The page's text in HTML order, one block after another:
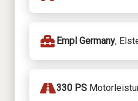
Empl Germany,
330 PS